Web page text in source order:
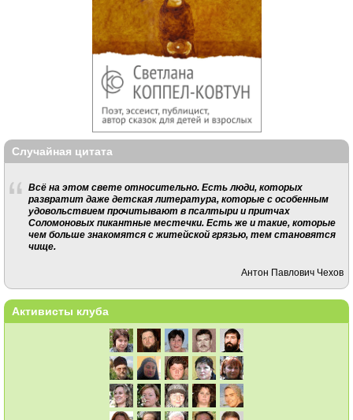
Случайная цитата
Всё на этом свете относительно. Есть люди, которых
развратит даже детская литература, которые с особенным
удовольствием прочитывают в псалтыри и притчах
Соломоновых пикантные местечки. Есть же и такие, которые
чем больше знакомятся с житейской грязью, тем становятся
чище.
Антон Павлович Чехов
Активисты клуба